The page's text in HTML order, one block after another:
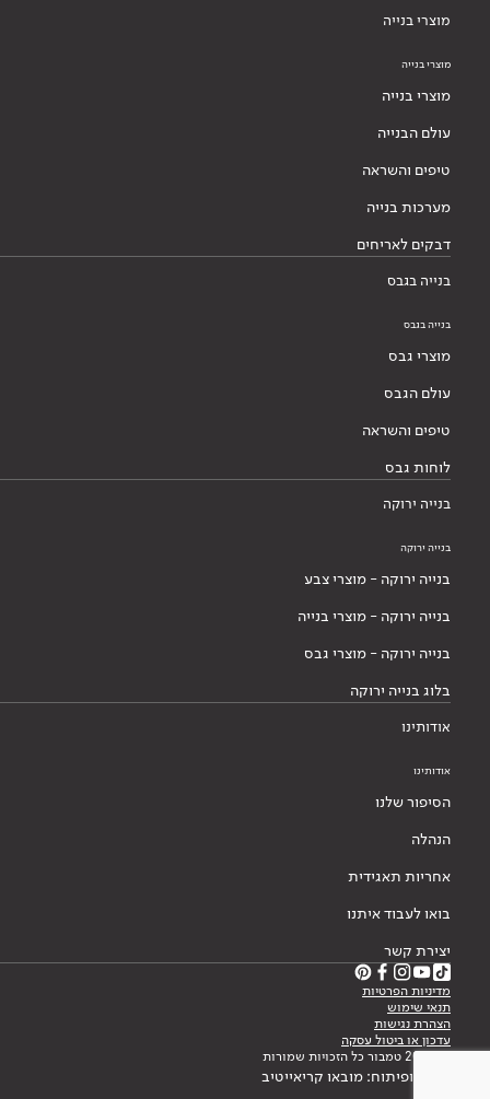
מוצרי בנייה
מוצרי בנייה
מוצרי בנייה
עולם הבנייה
טיפים והשראה
מערכות בנייה
דבקים לאריחים
בנייה בגבס
בנייה בגבס
מוצרי גבס
עולם הגבס
טיפים והשראה
לוחות גבס
בנייה ירוקה
בנייה ירוקה
בנייה ירוקה - מוצרי צבע
בנייה ירוקה - מוצרי בנייה
בנייה ירוקה - מוצרי גבס
בלוג בנייה ירוקה
אודותינו
אודותינו
הסיפור שלנו
הנהלה
אחריות תאגידית
בואו לעבוד איתנו
יצירת קשר
מדיניות הפרטיות
תנאי שימוש
הצהרת נגישות
עדכון או ביטול עסקה
© 2026 טמבור כל הזכויות שמורות
עיצוב ופיתוח: מובאו קריאייטיב